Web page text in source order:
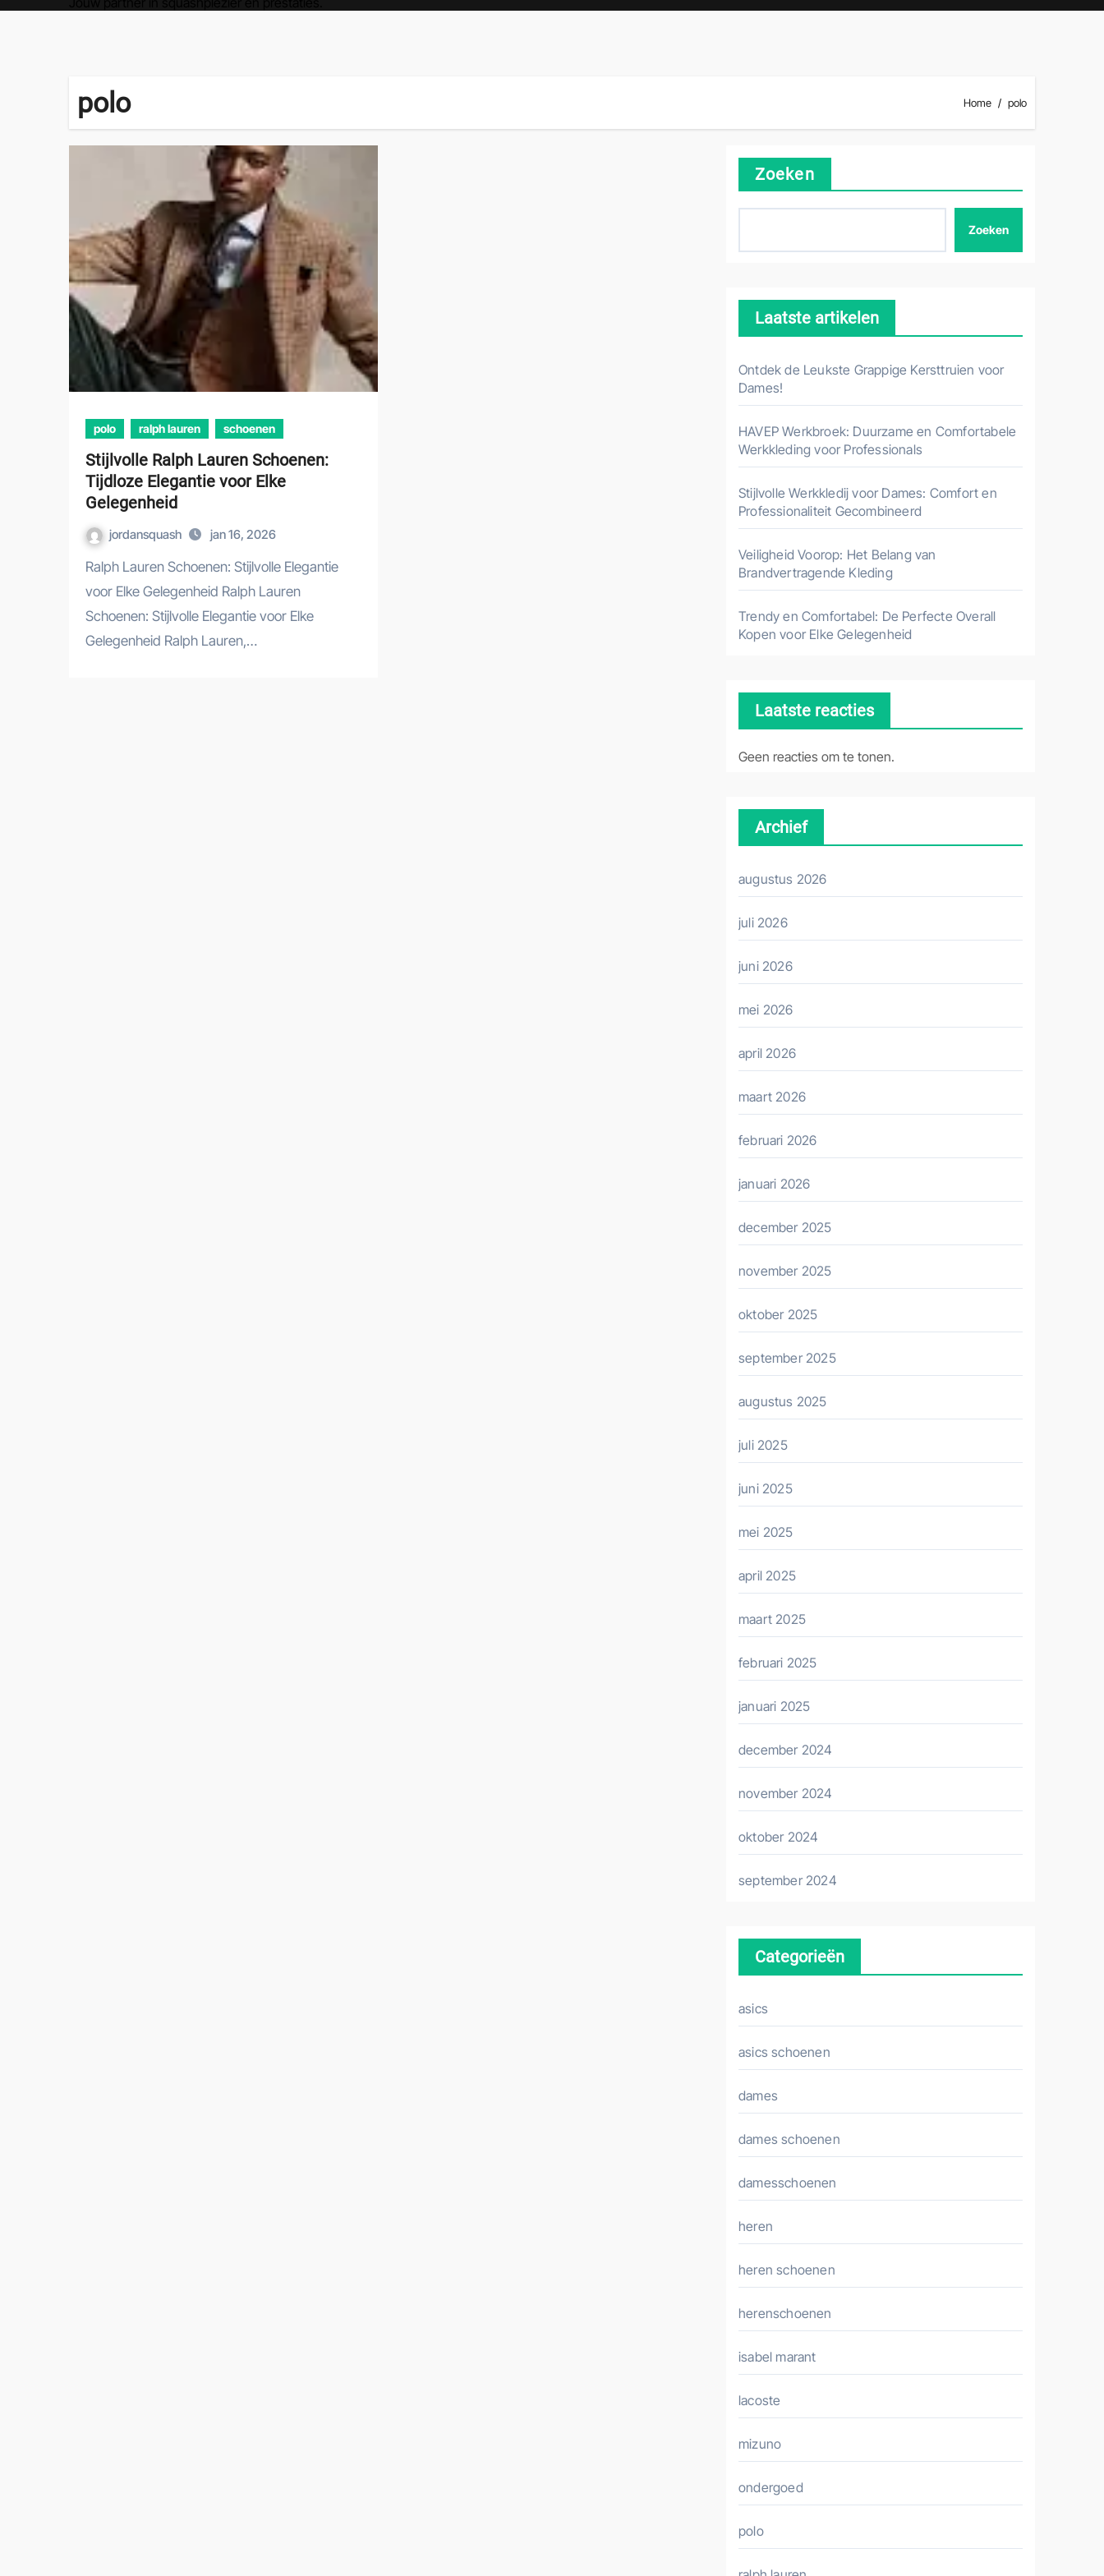
polo Home polo
polo ralph lauren schoenen
Stijlvolle Ralph Lauren Schoenen:
Tijdloze Elegantie voor Elke
Gelegenheid
jordansquash jan 16, 2026
Ralph Lauren Schoenen: Stijlvolle Elegantie
voor Elke Gelegenheid Ralph Lauren
Schoenen: Stijlvolle Elegantie voor Elke
Gelegenheid Ralph Lauren,…
Zoeken
Zoeken
Laatste artikelen
Ontdek de Leukste Grappige Kersttruien voor
Dames!
HAVEP Werkbroek: Duurzame en Comfortabele
Werkkleding voor Professionals
Stijlvolle Werkkledij voor Dames: Comfort en
Professionaliteit Gecombineerd
Veiligheid Voorop: Het Belang van
Brandvertragende Kleding
Trendy en Comfortabel: De Perfecte Overall
Kopen voor Elke Gelegenheid
Laatste reacties
Geen reacties om te tonen.
Archief
augustus 2026
juli 2026
juni 2026
mei 2026
april 2026
maart 2026
februari 2026
januari 2026
december 2025
november 2025
oktober 2025
september 2025
augustus 2025
juli 2025
juni 2025
mei 2025
april 2025
maart 2025
februari 2025
januari 2025
december 2024
november 2024
oktober 2024
september 2024
Categorieën
asics
asics schoenen
dames
dames schoenen
damesschoenen
heren
heren schoenen
herenschoenen
isabel marant
lacoste
mizuno
ondergoed
polo